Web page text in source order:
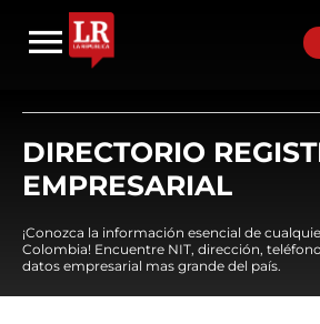
DIRECTORIO
EMPRESARIAL
¡Conozca la información esencial de
Colombia! Encuentre NIT, dirección,
datos empresarial mas grande del país.